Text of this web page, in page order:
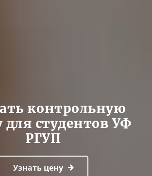
контрольную
для студентов УФ
РГУП
Узнать цену